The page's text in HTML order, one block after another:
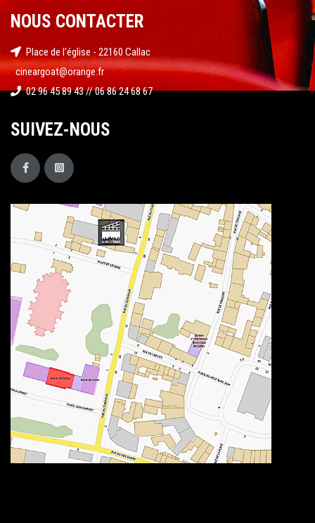
NOUS CONTACTER
Place de l'église - 22160 Callac
cineargoat@orange.fr
02 96 45 89 43 // 06 86 24 68 67
SUIVEZ-NOUS